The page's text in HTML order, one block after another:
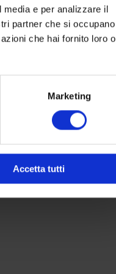
e per analizzare il
partner che si occupano
che hai fornito loro o
Marketing
Accetta tutti